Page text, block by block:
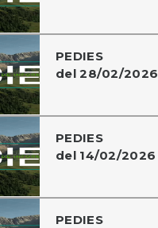
PEDIES
del 28/02/2026
PEDIES
del 14/02/2026
PEDIES